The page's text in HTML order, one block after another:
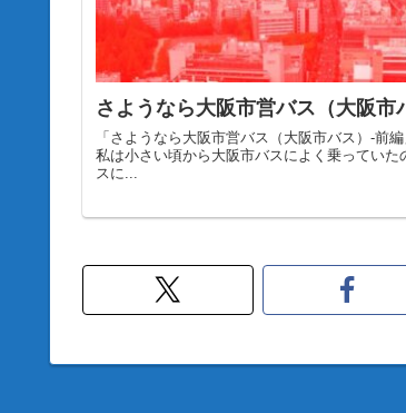
さようなら大阪市営バス（大阪市
「さようなら大阪市営バス（大阪市バス）-前編
私は小さい頃から大阪市バスによく乗っていた
スに...